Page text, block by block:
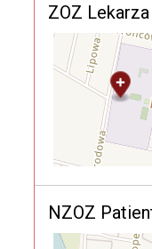
ZOZ
NZOZ